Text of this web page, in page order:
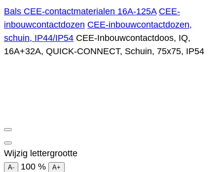
Bals CEE-contactmaterialen 16A-125A CEE-
inbouwcontactdozen CEE-inbouwcontactdozen,
schuin, IP44/IP54 CEE-Inbouwcontactdoos, IQ,
16A+32A, QUICK-CONNECT, Schuin, 75x75, IP54
Wijzig lettergrootte
A- 100 %
A+